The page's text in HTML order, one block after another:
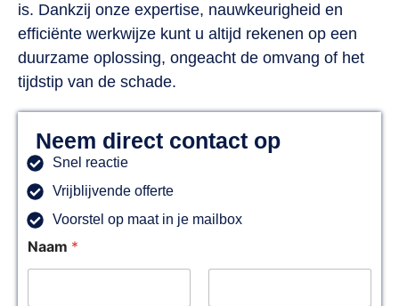
is. Dankzij onze expertise, nauwkeurigheid en
efficiënte werkwijze kunt u altijd rekenen op een
duurzame oplossing, ongeacht de omvang of het
tijdstip van de schade.
Neem direct contact op
Snel reactie
Vrijblijvende offerte
Voorstel op maat in je mailbox
Naam *